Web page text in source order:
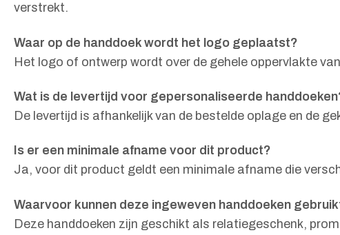
verstrekt.
Waar op de handdoek wordt het logo geplaatst?
Het logo of ontwerp wordt over de gehele oppervlakte
Wat is de levertijd voor gepersonaliseerde
De levertijd is afhankelijk van de bestelde oplage en de
Is er een minimale afname voor dit product?
Ja, voor dit product geldt een minimale afname die
Waarvoor kunnen deze ingeweven handdoeken
Deze handdoeken zijn geschikt als relatiegeschenk,